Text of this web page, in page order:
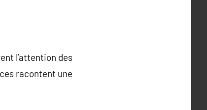
l’attention des
racontent une